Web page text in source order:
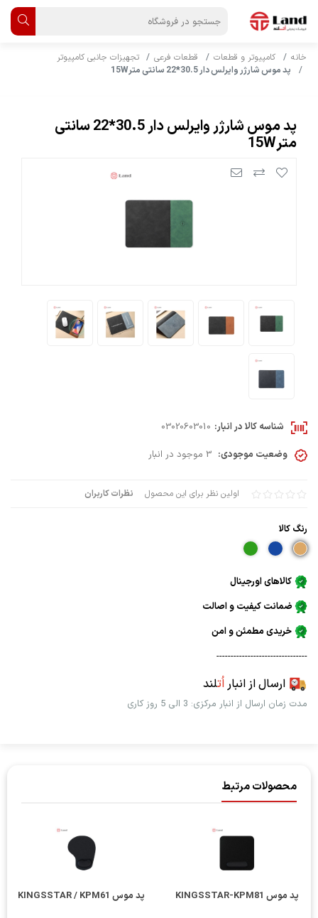
خانه کامپیوتر و قطعات قطعات فرعی
تجهیزات جانبی کامپیوتر
پد موس شارژر وایرلس دار 30.5*22 سانتی متر15W
پد موس شارژر وایرلس دار 30.5*22 سانتی
متر15W
اولین نظر برای این محصول نظرات کاربران
رنگ كالا
کالاهای اورجینال
ضمانت کیفیت و اصالت
خریدی مطمئن و امن
--------------------------------
ارسال از انباراُتلند
مدت زمان ارسال از انبار مرکزی: 3 الی 5 روز کاری
شناسه کالا در انبار: 03020603010
وضعیت موجودی: 3 موجود در انبار
محصولات مرتبط
پد موس KINGSSTAR-KPM81 پد موس KINGSSTAR / KPM61